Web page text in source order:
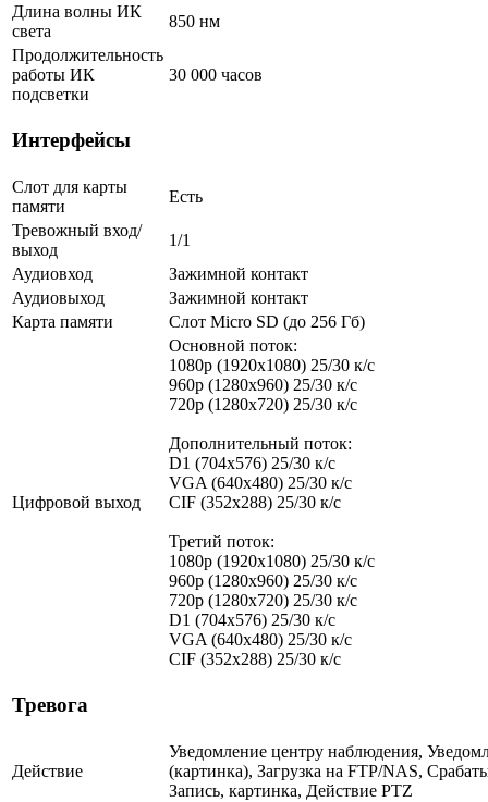
Длина волны ИК
света
850 нм
Продолжительность
работы ИК
подсветки
30 000 часов
Интерфейсы
Слот для карты
памяти
Есть
Тревожный вход/
выход
1/1
Аудиовход
Зажимной контакт
Аудиовыход
Зажимной контакт
Карта памяти
Слот Micro SD (до 256 Гб)
Цифровой выход
Основной поток:
1080p (1920х1080) 25/30 к/с
960р (1280х960) 25/30 к/с
720p (1280х720) 25/30 к/с
Дополнительный поток:
D1 (704x576) 25/30 к/с
VGA (640x480) 25/30 к/с
CIF (352x288) 25/30 к/с
Третий поток:
1080p (1920х1080) 25/30 к/с
960р (1280х960) 25/30 к/с
720p (1280х720) 25/30 к/с
D1 (704x576) 25/30 к/с
VGA (640x480) 25/30 к/с
CIF (352x288) 25/30 к/с
Тревога
Действие
Уведомление центру наблюдения,
(картинка), Загрузка на FTP/NAS,
Запись, картинка, Действие PTZ